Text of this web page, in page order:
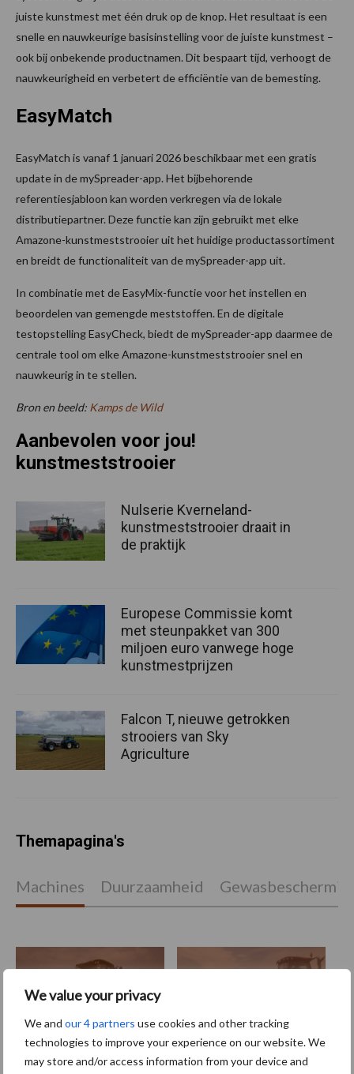
We value your privacy
We and our 4 partners use cookies and other tracking
technologies to improve your experience on our website. We
may store and/or access information from your device and
juiste kunstmest met één druk op de knop. Het resultaat is een
snelle en nauwkeurige basisinstelling voor de juiste kunstmest –
ook bij onbekende productnamen. Dit bespaart tijd, verhoogt de
nauwkeurigheid en verbetert de efficiëntie van de bemesting.
EasyMatch
EasyMatch is vanaf 1 januari 2026 beschikbaar met een gratis
update in de mySpreader-app. Het bijbehorende
referentiesjabloon kan worden verkregen via de lokale
distributiepartner. Deze functie kan zijn gebruikt met elke
Amazone-kunstmeststrooier uit het huidige productassortiment
en breidt de functionaliteit van de mySpreader-app uit.
In combinatie met de EasyMix-functie voor het instellen en
beoordelen van gemengde meststoffen. En de digitale
testopstelling EasyCheck, biedt de mySpreader-app daarmee de
centrale tool om elke Amazone-kunstmeststrooier snel en
nauwkeurig in te stellen.
Bron en beeld: Kamps de Wild
Aanbevolen voor jou!
kunstmeststrooier
Nulserie Kverneland-
kunstmeststrooier draait in
de praktijk
Europese Commissie komt
met steunpakket van 300
miljoen euro vanwege hoge
kunstmestprijzen
Falcon T, nieuwe getrokken
strooiers van Sky
Agriculture
Themapagina's
Machines Duurzaamheid